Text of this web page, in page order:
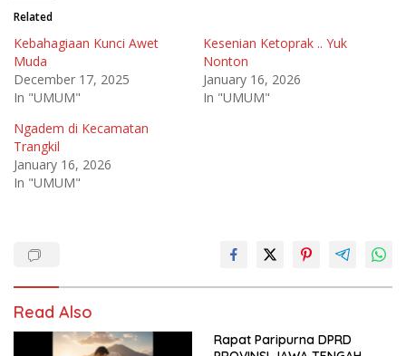
Related
Kebahagiaan Kunci Awet
Muda
December 17, 2025
In "UMUM"
Kesenian Ketoprak .. Yuk
Nonton
January 16, 2026
In "UMUM"
Ngadem di Kecamatan
Trangkil
January 16, 2026
In "UMUM"
Read Also
Rapat Paripurna DPRD